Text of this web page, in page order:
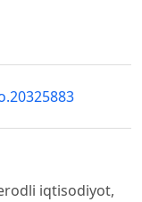
iqtisodiyot,